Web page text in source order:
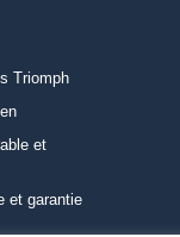
Triomph
et
et garantie